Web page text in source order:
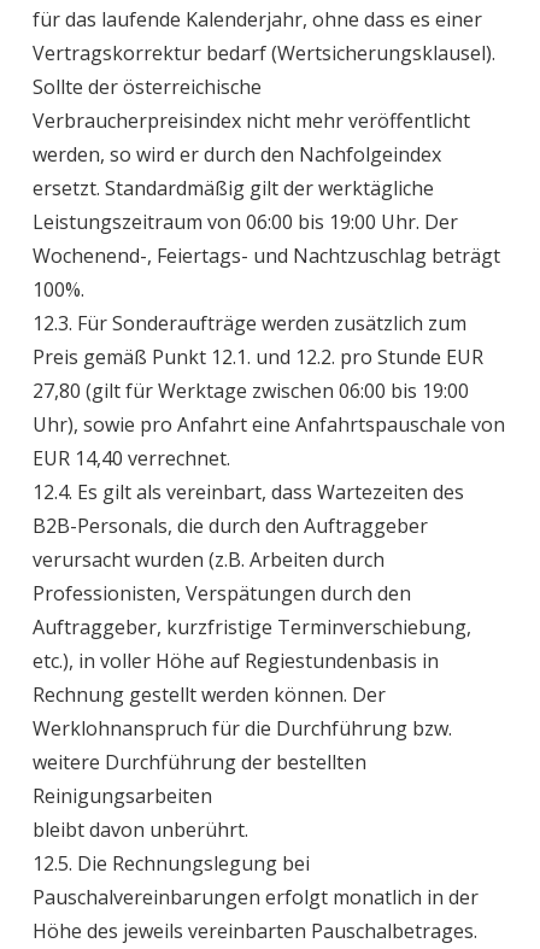
für das laufende Kalenderjahr, ohne dass es einer
Vertragskorrektur bedarf (Wertsicherungsklausel).
Sollte der österreichische
Verbraucherpreisindex nicht mehr veröffentlicht
werden, so wird er durch den Nachfolgeindex
ersetzt. Standardmäßig gilt der werktägliche
Leistungszeitraum von 06:00 bis 19:00 Uhr. Der
Wochenend-, Feiertags- und Nachtzuschlag beträgt
100%.
12.3. Für Sonderaufträge werden zusätzlich zum
Preis gemäß Punkt 12.1. und 12.2. pro Stunde EUR
27,80 (gilt für Werktage zwischen 06:00 bis 19:00
Uhr), sowie pro Anfahrt eine Anfahrtspauschale von
EUR 14,40 verrechnet.
12.4. Es gilt als vereinbart, dass Wartezeiten des
B2B-Personals, die durch den Auftraggeber
verursacht wurden (z.B. Arbeiten durch
Professionisten, Verspätungen durch den
Auftraggeber, kurzfristige Terminverschiebung,
etc.), in voller Höhe auf Regiestundenbasis in
Rechnung gestellt werden können. Der
Werklohnanspruch für die Durchführung bzw.
weitere Durchführung der bestellten
Reinigungsarbeiten
bleibt davon unberührt.
12.5. Die Rechnungslegung bei
Pauschalvereinbarungen erfolgt monatlich in der
Höhe des jeweils vereinbarten Pauschalbetrages.